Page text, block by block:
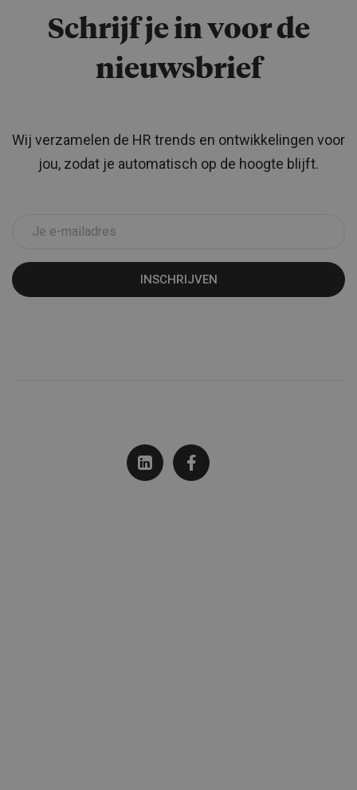
Schrijf je in voor de
nieuwsbrief
Wij verzamelen de HR trends en ontwikkelingen voor
jou, zodat je automatisch op de hoogte blijft.